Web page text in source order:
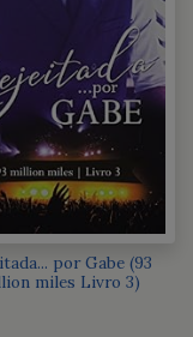
por Gabe (93
miles Livro 3)